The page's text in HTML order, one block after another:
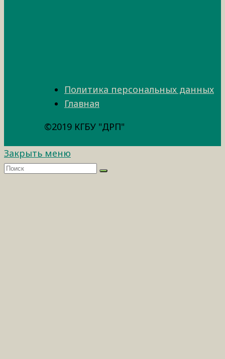
Политика персональных данных
Главная
©2019 КГБУ "ДРП"
Закрыть меню